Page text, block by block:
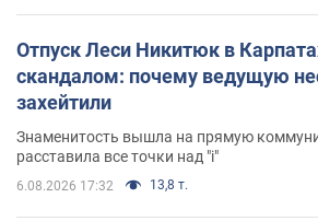
Отпуск Леси Никитюк в
скандалом: почему ведущую
захейтили
Знаменитость вышла на прямую
расставила все точки над "i"
6.08.2026 17:32 13,8 т.